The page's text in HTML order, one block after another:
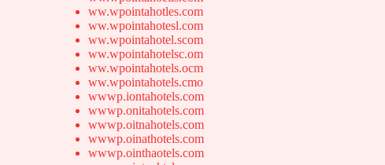
ww.wpointahotles.com
ww.wpointahotesl.com
ww.wpointahotel.scom
ww.wpointahotelsc.om
ww.wpointahotels.ocm
ww.wpointahotels.cmo
wwwp.iontahotels.com
wwwp.onitahotels.com
wwwp.oitnahotels.com
wwwp.oinathotels.com
wwwp.ointhaotels.com